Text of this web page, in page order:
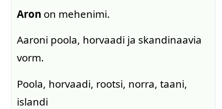
Aron on mehenimi.
Aaroni poola, horvaadi ja skandinaavia
vorm.
Poola, horvaadi, rootsi, norra, taani,
islandi